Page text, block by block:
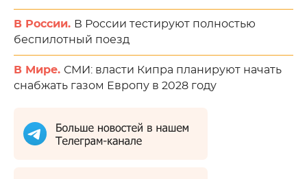
В России. В России тестируют полностью
беспилотный поезд
В Мире. СМИ: власти Кипра планируют начать
снабжать газом Европу в 2028 году